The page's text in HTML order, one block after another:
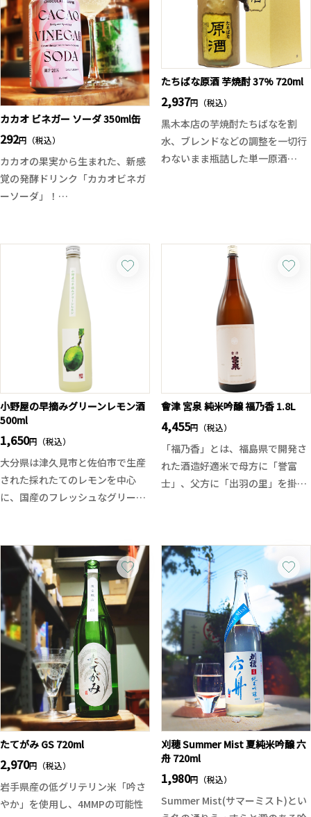
カカオ ビネガー ソーダ 350ml缶
292円（税込）
カカオの果実から生まれた、新感
覚の発酵ドリンク「カカオビネガ
ーソーダ」！
ほんのりトロピカルな香りが広が
る一本です。フルーティーで軽や
かな味わいは、まるでシャンパン
のような心地よさ。
お酢由来の疲労回復効果や、蜂蜜
によるエネルギーチャージ、カカ
オの香りによるリラックス効果も
魅力。発酵飲料ならではの爽快感
で、暑い季節にもぴったりです。
そのまま冷やして楽しむのはもち
ろん、クラフトジン「棘玉」と合
わせたソーダ割りもおすすめ。ジ
ュニパーベリーの爽快感と、カカ
オビネガーソーダの華やかな果実
感が重なり、驚くほど軽やかで奥
方にも楽しんでいただきたい、新
しい“発酵ソーダ体験”です！
たちばな原酒 芋焼酎 37% 720ml
2,937円（税込）
黒木本店の芋焼酎たちばなを割
水、ブレンドなどの調整を一切行
わないまま瓶詰した単一原酒
のコクと深みのある風味がありま
す。通常のたちばなよりもインパ
クトのある味わいですが、後味は
スッキリとしており、芋の甘い余
韻がほのかに感じます。ロック、
水割り、お湯割りと幅広く楽しむ
事ができる本格焼酎です。
小野屋の早摘みグリーンレモン酒
500ml
1,650円（税込）
大分県は津久見市と佐伯市で生産
された採れたてのレモンを中心
に、国産のフレッシュなグリーン
は全国でも限られた狭い範囲でし
か栽培されていない希少なレモン
です。そしてその国産レモンを完
熟前の緑色の果皮の段階で収穫し
て造られたのが「小野屋の早摘み
グリーンレモン」です。麦焼酎を
ベースに早摘みレモンを使用する
ことで、香り高くフレッシュで旨
みを感じることが出来ます。甘酸
っぱくもビター感溢れる大人の味
わいを、是非お楽しみ下さい。
會津 宮泉 純米吟醸 福乃香 1.8L
4,455円（税込）
「福乃香」とは、福島県で開発さ
れた酒造好適米で母方に「誉富
士」、父方に「出羽の里」を掛け
にはガス感もありフレッシュな印
象。ファーストインパクトに綺麗
な甘味が広がったかと思うと鮮や
かな酸味が現れ、綺麗に流れてい
きます。穏やかな旨味とコクの他
に若干の苦みがアクセント程度
に。心地よい余韻とスッキリキレ
るドライな味わいですので飲みご
たえがありつつも食中酒としても
お勧めです。暑い夏の日にキリっ
と冷やしてお楽しみください。
たてがみ GS 720ml
2,970円（税込）
岩手県産の低グリテリン米「吟さ
やか」を使用し、4MMPの可能性
刈穂 Summer Mist 夏純米吟醸 六
舟 720ml
1,980円（税込）
Summer Mist(サマーミスト)とい